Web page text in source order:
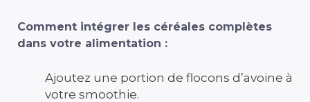
Comment intégrer les céréales complètes
dans votre alimentation :
Ajoutez une portion de flocons d’avoine à
votre smoothie.